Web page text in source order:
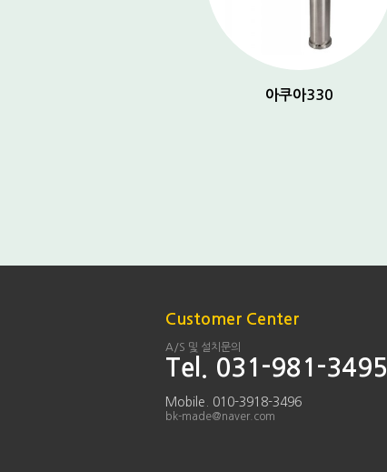
아쿠아330
Customer Center
A/S 및 설치문의
Tel. 031-981-3495
Mobile. 010-3918-3496
bk-made@naver.com